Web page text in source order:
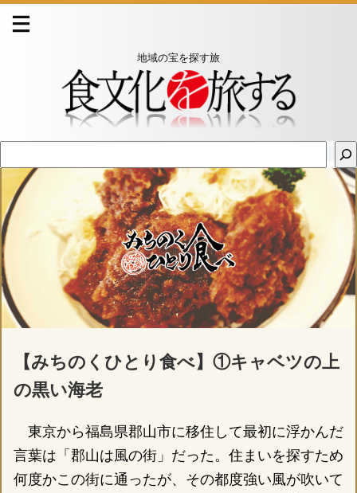
地域の宝を探す旅
【みちのくひとり食べ】①キャベツの上
の黒い海老
東京から福島県郡山市に移住して最初に浮かんだ
言葉は「郡山は風の街」だった。住まいを探すため
何度かこの街に通ったが、その都度強い風が吹いて